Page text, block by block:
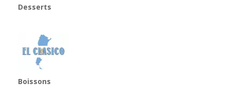
Desserts
Boissons